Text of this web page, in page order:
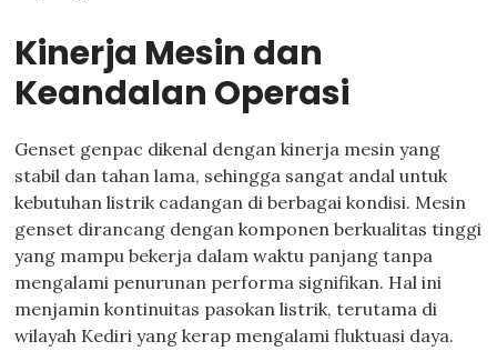
Kinerja Mesin dan
Keandalan Operasi
Genset genpac dikenal dengan kinerja mesin yang
stabil dan tahan lama, sehingga sangat andal untuk
kebutuhan listrik cadangan di berbagai kondisi. Mesin
genset dirancang dengan komponen berkualitas tinggi
yang mampu bekerja dalam waktu panjang tanpa
mengalami penurunan performa signifikan. Hal ini
menjamin kontinuitas pasokan listrik, terutama di
wilayah Kediri yang kerap mengalami fluktuasi daya.